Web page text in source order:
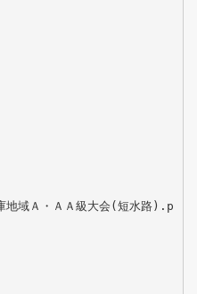
域Ａ・ＡＡ級大会(短水路).p